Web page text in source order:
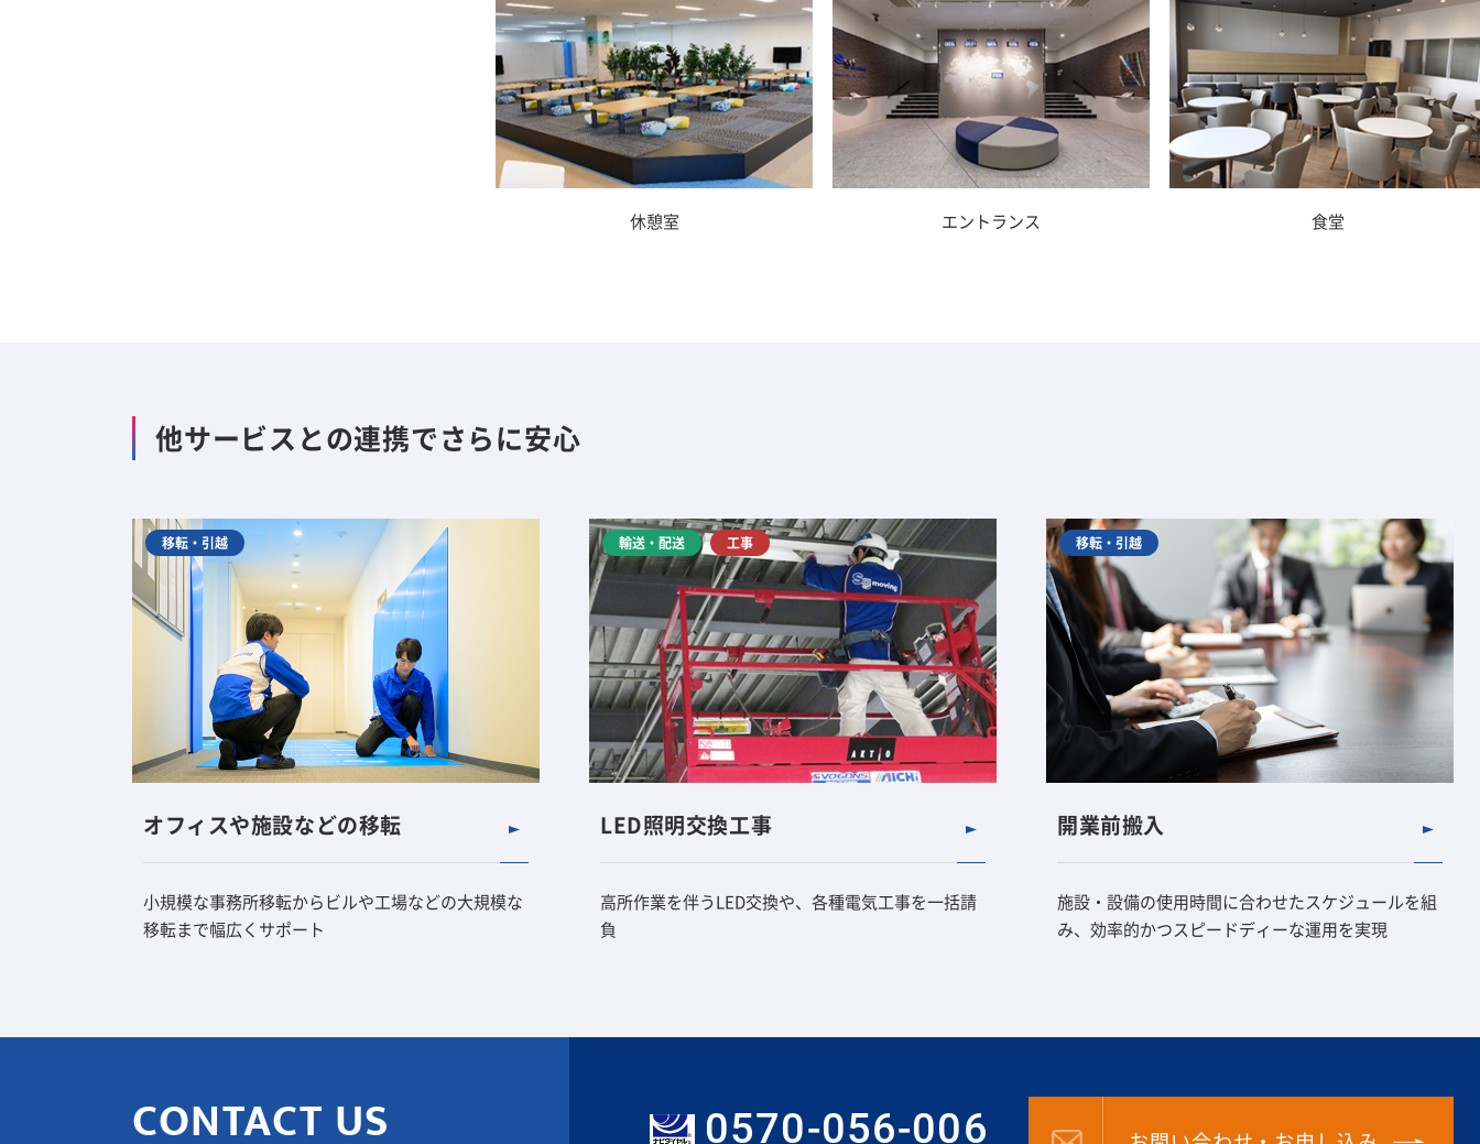
休憩室 エントランス 食堂
他サービスとの連携でさらに安心
移転・引越
オフィスや施設などの移転
小規模な事務所移転からビルや工場などの大規模な
移転まで幅広くサポート
輸送・配送 工事
LED照明交換工事
高所作業を伴うLED交換や、各種電気工事を一括請
負
移転・引越
開業前搬入
施設・設備の使用時間に合わせたスケジュールを組
み、効率的かつスピードディーな運用を実現
CONTACT US 0570-056-006